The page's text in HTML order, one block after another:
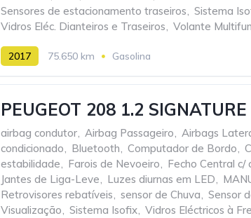
Sensores de estacionamento traseiros, Sistema
Vidros Eléc. Dianteiros e Traseiros, Volante
2017 75.650 km Gasolina
PEUGEOT 208 1.2 SIGNATURE
airbag condutor, Airbag Passageiro, Airbags
condicionado, Bluetooth, Computador de Bordo,
estabilidade, Farois de Nevoeiro, Fecho Central c/
Jantes de Liga-Leve, Luzes diurnas em LED,
Retrovisores rebatíveis, sensor de Chuva, Sensor
Visualização, Sistema Isofix, Vidros Eléctricos à